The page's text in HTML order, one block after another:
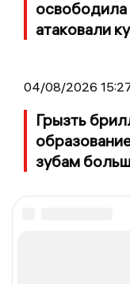
атаковали
04/08/2026
Грызть
зубам